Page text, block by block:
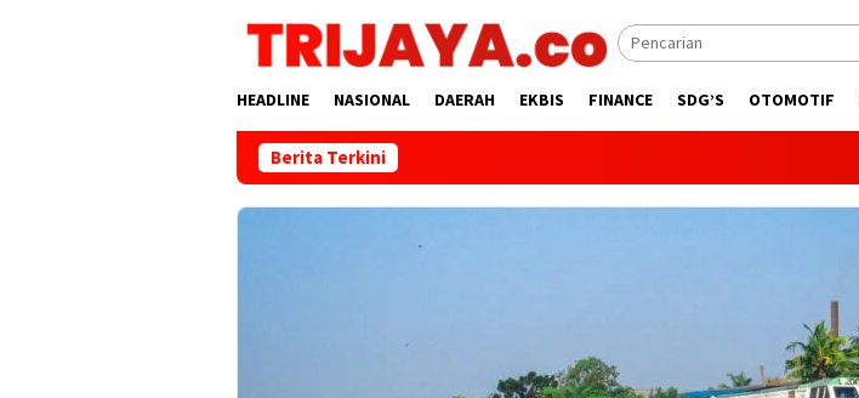
HEADLINE NASIONAL DAERAH EKBIS FINANCE SDG’S OTOMOTIF
Berita Terkini